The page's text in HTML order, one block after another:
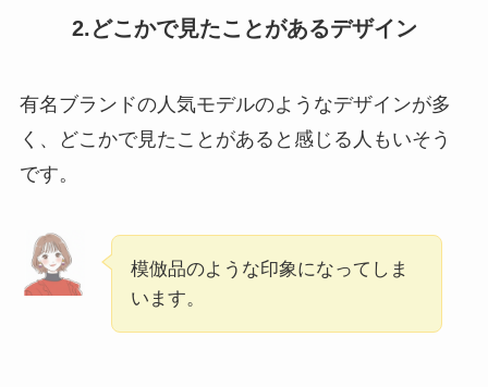
2.どこかで見たことがあるデザイン
有名ブランドの人気モデルのようなデザインが多
く、どこかで見たことがあると感じる人もいそう
です。
模倣品のような印象になってしま
います。